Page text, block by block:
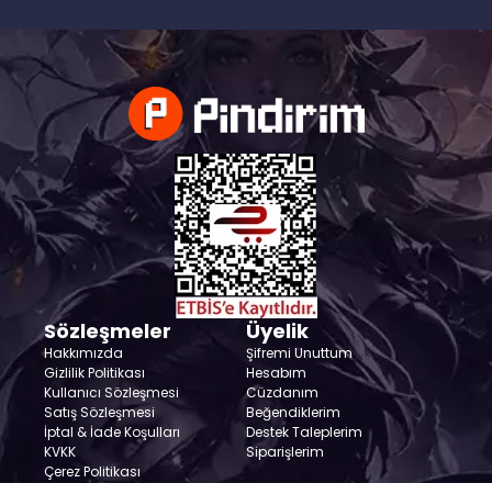
Sözleşmeler
Hakkımızda
Gizlilik Politikası
Kullanıcı Sözleşmesi
Satış Sözleşmesi
İptal & İade Koşulları
KVKK
Çerez Politikası
Üyelik
Şifremi Unuttum
Hesabım
Cüzdanım
Beğendiklerim
Destek Taleplerim
Siparişlerim